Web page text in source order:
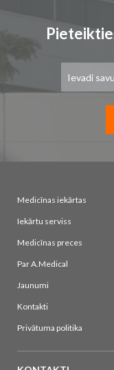
saņemšanai:
Medicīnas iekārtas
Iekārtu serviss
Medicīnas preces
Par A.Medical
Jaunumi
Kontakti
Privātuma politika